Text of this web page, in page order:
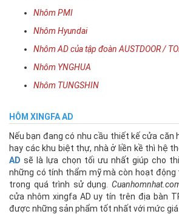
Nhôm PMI
Nhôm Hyundai
Nhôm AD của tập đoàn AUSTDOOR /
Nhôm YNGHUA
Nhôm TUNGSHIN
HÔM XINGFA AD
Nếu bạn đang có nhu cầu thiết kế cửa căn
hay các khu biệt thự, nhà ở liền kề thì hệ
AD sẽ là lựa chọn tối ưu nhất giúp cho
những có tính thẩm mỹ mà còn hoạt
trong quá trình sử dụng.
cửa nhôm xingfa AD uy tín trên địa bàn
được những sản phẩm tốt nhất với mức giá